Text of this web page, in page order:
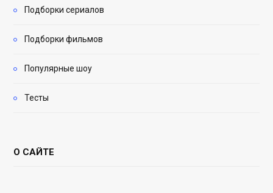
Подборки сериалов
Подборки фильмов
Популярные шоу
Тесты
О САЙТЕ